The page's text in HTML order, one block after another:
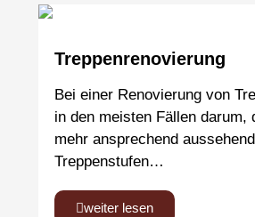
Treppenrenovierung
Bei einer Renovierung von
in den meisten Fällen darum,
mehr ansprechend
Treppenstufen…
weiter lesen